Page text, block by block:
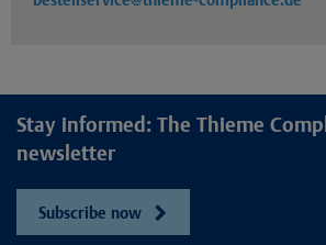
Stay informed: The Thieme
newsletter
Subscribe now